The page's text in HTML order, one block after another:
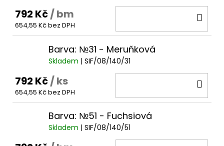
792 Kč/ bm
654,55 Kč bez DPH
Barva: №31 - Meruňková
Skladem | SIF/08/140/31
792 Kč/ ks
654,55 Kč bez DPH
Barva: №51 - Fuchsiová
Skladem | SIF/08/140/51